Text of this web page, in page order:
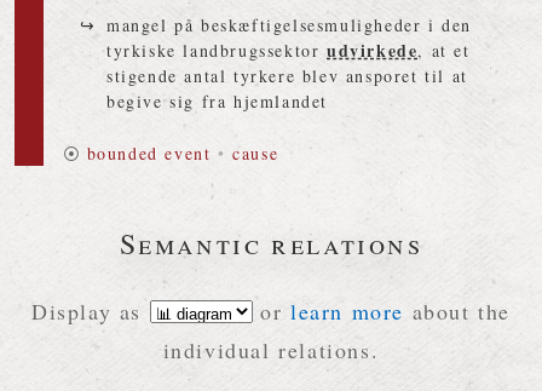
mangel på beskæftigelsesmuligheder i den
tyrkiske landbrugssektorudvirkede, at et
stigende antal tyrkere blev ansporet til at
begive sig fra hjemlandet
⦿ bounded event •cause
Semantic relations
Display as or learn more about the
individual relations.